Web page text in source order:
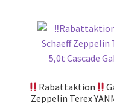
Rabattaktion
Zeppelin Terex